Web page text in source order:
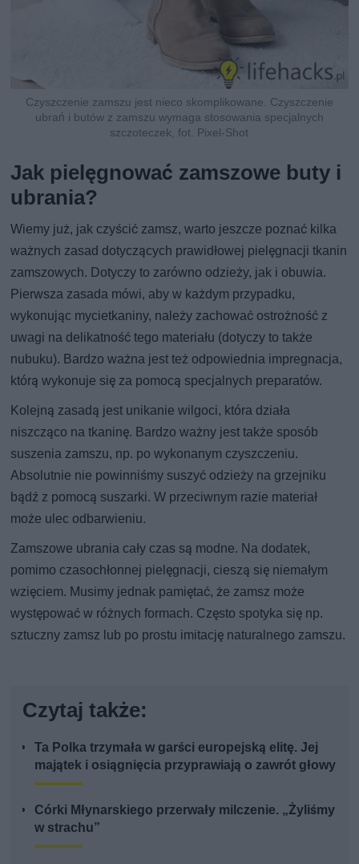
Czyszczenie zamszu jest nieco skomplikowane. Czyszczenie
ubrań i butów z zamszu wymaga stosowania specjalnych
szczoteczek, fot. Pixel-Shot
Jak pielęgnować zamszowe buty i
ubrania?
Wiemy już, jak czyścić zamsz, warto jeszcze poznać kilka
ważnych zasad dotyczących prawidłowej pielęgnacji tkanin
zamszowych. Dotyczy to zarówno odzieży, jak i obuwia.
Pierwsza zasada mówi, aby w każdym przypadku,
wykonując mycietkaniny, należy zachować ostrożność z
uwagi na delikatność tego materiału (dotyczy to także
nubuku). Bardzo ważna jest też odpowiednia impregnacja,
którą wykonuje się za pomocą specjalnych preparatów.
Kolejną zasadą jest unikanie wilgoci, która działa
niszcząco na tkaninę. Bardzo ważny jest także sposób
suszenia zamszu, np. po wykonanym czyszczeniu.
Absolutnie nie powinniśmy suszyć odzieży na grzejniku
bądź z pomocą suszarki. W przeciwnym razie materiał
może ulec odbarwieniu.
Zamszowe ubrania cały czas są modne. Na dodatek,
pomimo czasochłonnej pielęgnacji, cieszą się niemałym
wzięciem. Musimy jednak pamiętać, że zamsz może
występować w różnych formach. Często spotyka się np.
sztuczny zamsz lub po prostu imitację naturalnego zamszu.
Czytaj także:
Ta Polka trzymała w garści europejską elitę. Jej
majątek i osiągnięcia przyprawiają o zawrót głowy
Córki Młynarskiego przerwały milczenie. „Żyliśmy
w strachu”